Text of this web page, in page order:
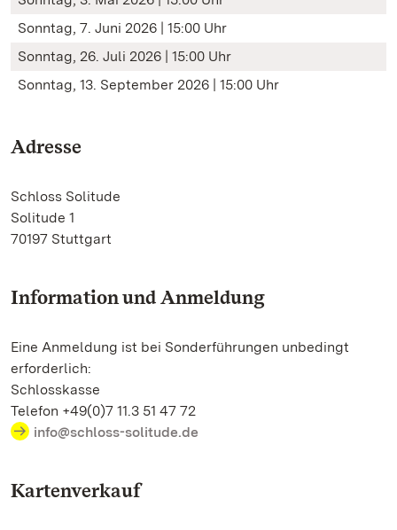
Sonntag, 7. Juni 2026 | 15:00 Uhr
Sonntag, 26. Juli 2026 | 15:00 Uhr
Sonntag, 13. September 2026 | 15:00 Uhr
Adresse
Schloss Solitude
Solitude 1
70197 Stuttgart
Information und Anmeldung
Eine Anmeldung ist bei Sonderführungen unbedingt
erforderlich:
Schlosskasse
Telefon +49(0)7 11.3 51 47 72
info@schloss-solitude.de
Kartenverkauf